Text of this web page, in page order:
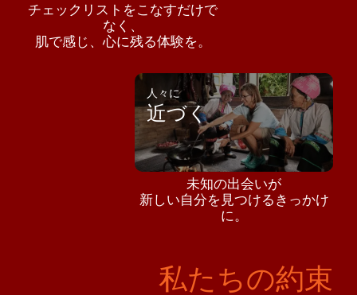
チェックリストをこなすだけで
なく、
肌で感じ、心に残る体験を。
人々に
近づく
未知の出会いが
新しい自分を見つけるきっかけ
に。
私たちの約束